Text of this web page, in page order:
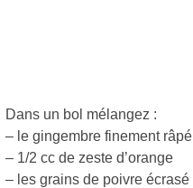
Dans un bol mélangez :
– le gingembre finement râpé
– 1/2 cc de zeste d’orange
– les grains de poivre écrasé